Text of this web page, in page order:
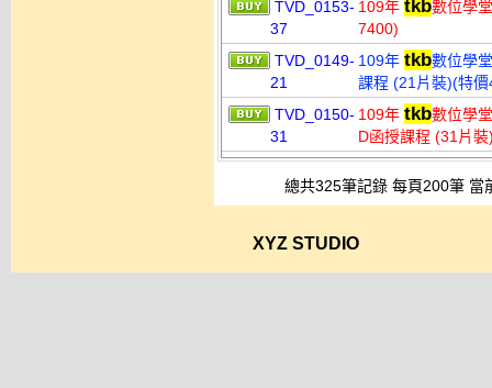
TVD_0153-
37
109年 tkb數位學
7400)
TVD_0149-
21
109年 tkb數位學
課程 (21片裝)(特
TVD_0150-
31
109年 tkb數位學
D函授課程 (31片
總共325筆記錄 每頁200筆
XYZ STUDIO